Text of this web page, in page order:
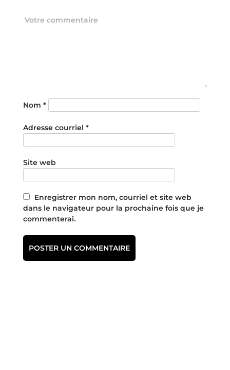
Nom *
Adresse courriel *
Site web
Enregistrer mon nom, courriel et site web
dans le navigateur pour la prochaine fois que je
commenterai.